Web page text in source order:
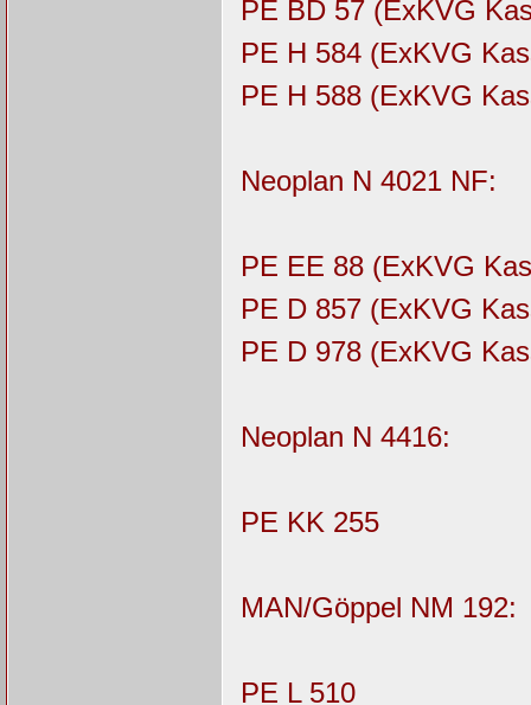
PE BD 57 (ExKVG
PE H 584 (ExKVG
PE H 588 (ExKVG
Neoplan N 4021 NF:
PE EE 88 (ExKVG
PE D 857 (ExKVG
PE D 978 (ExKVG
Neoplan N 4416:
PE KK 255
MAN/Göppel NM 192:
PE L 510